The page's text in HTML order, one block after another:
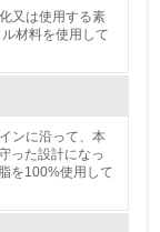
い）
てい
又は使用する素
材料を使用して
ンに沿って、本
った設計になっ
を100%使用して